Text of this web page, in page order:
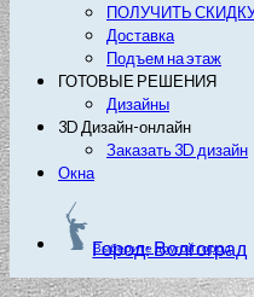
ПОЛУЧИТЬ
Доставка
Подъем на этаж
ГОТОВЫЕ РЕШЕНИЯ
Дизайны
3D Дизайн-онлайн
Заказать 3D дизайн
Окна
Город: Волгоград
Выберите другой город